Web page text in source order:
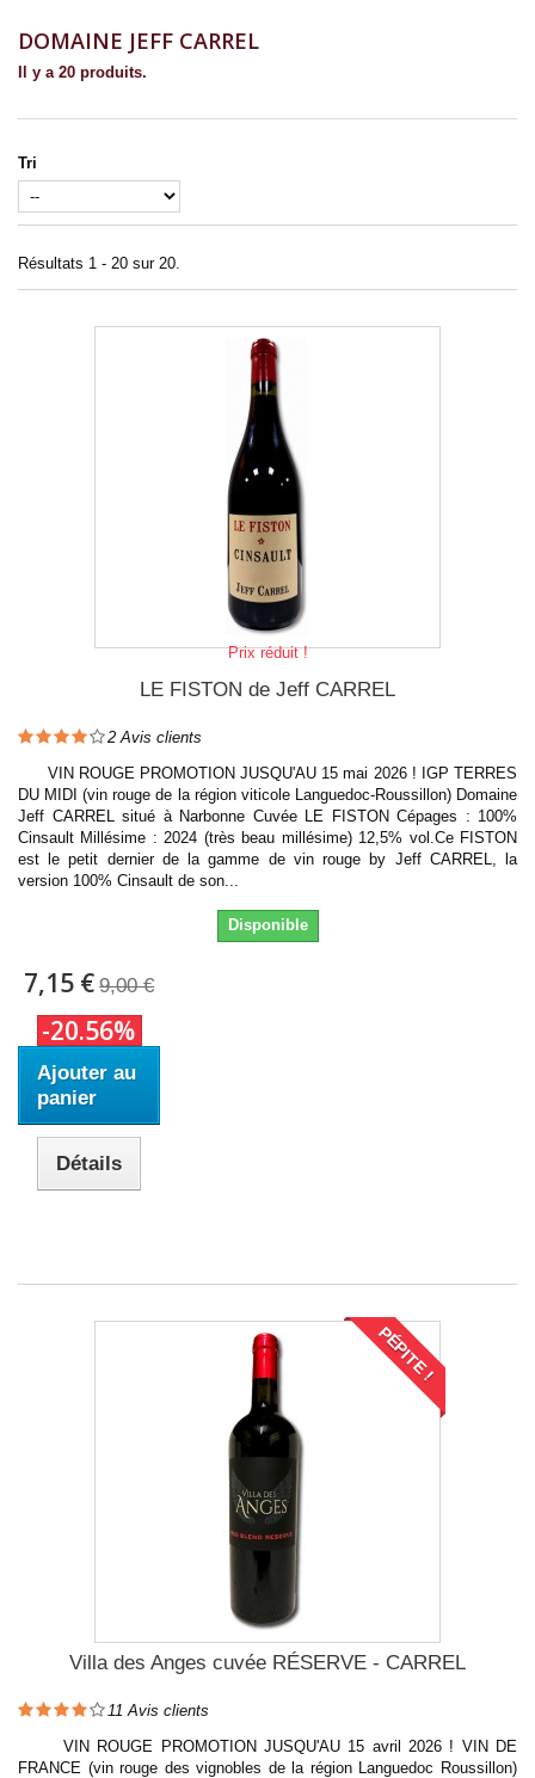
DOMAINE JEFF CARREL
Il y a 20 produits.
Tri
Résultats 1 - 20 sur 20.
Prix réduit !
LE FISTON de Jeff CARREL
2 Avis clients
VIN ROUGE PROMOTION JUSQU'AU 15 mai 2026 ! IGP TERRES
DU MIDI (vin rouge de la région viticole Languedoc-Roussillon) Domaine
Jeff CARREL situé à Narbonne Cuvée LE FISTON Cépages : 100%
Cinsault Millésime : 2024 (très beau millésime) 12,5% vol.Ce FISTON
est le petit dernier de la gamme de vin rouge by Jeff CARREL, la
version 100% Cinsault de son...
Disponible
7,15 € 9,00 €
-20.56%
Ajouter au
panier
Détails
PÉPITE !
Villa des Anges cuvée RÉSERVE - CARREL
11 Avis clients
VIN ROUGE PROMOTION JUSQU'AU 15 avril 2026 ! VIN DE
FRANCE (vin rouge des vignobles de la région Languedoc Roussillon)